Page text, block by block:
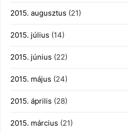
2015. augusztus (21)
2015. július (14)
2015. június (22)
2015. május (24)
2015. április (28)
2015. március (21)